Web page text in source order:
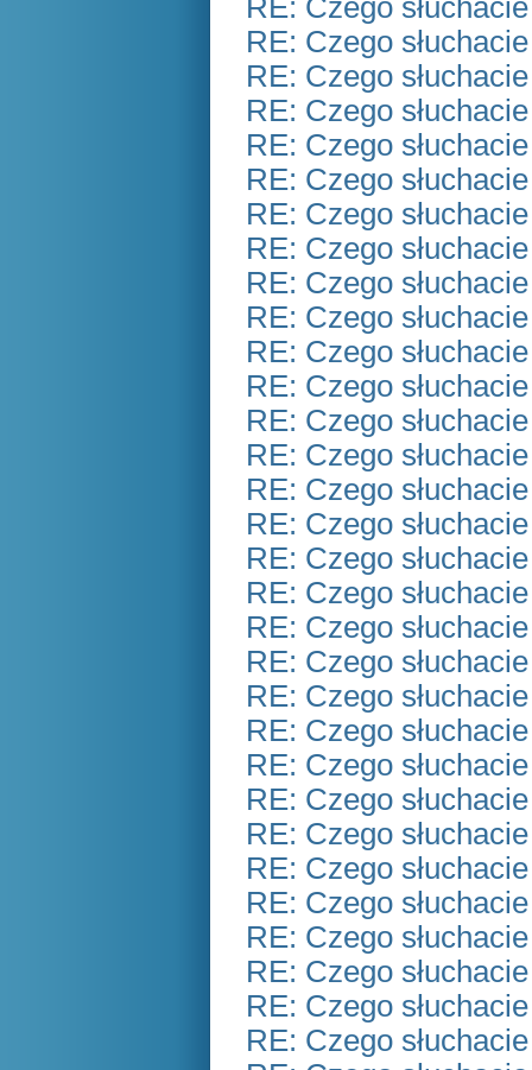
RE: Czego
RE: Czego
RE: Czego
RE: Czego
RE: Czego
RE: Czego
RE: Czego
RE: Czego
RE: Czego
RE: Czego
RE: Czego
RE: Czego
RE: Czego
RE: Czego
RE: Czego
RE: Czego
RE: Czego
RE: Czego
RE: Czego
RE: Czego
RE: Czego
RE: Czego
RE: Czego
RE: Czego
RE: Czego
RE: Czego
RE: Czego
RE: Czego
RE: Czego
RE: Czego
RE: Czego